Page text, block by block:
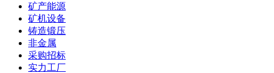
矿产能源
矿机设备
铸造锻压
非金属
采购招标
实力工厂